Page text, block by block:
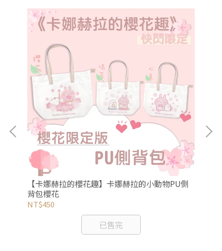
【卡娜赫拉的櫻花趣】卡娜赫拉的小動物PU側
背包櫻花
NT$450
已售完